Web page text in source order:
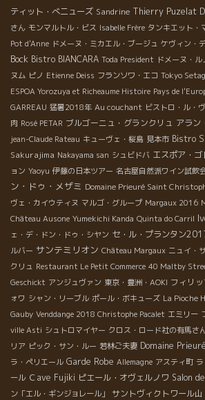
ティット・べニューズ Sandrine Thierry Puzelat
さん モンマルトル・ビス Isabelle Frère タンキエット・
Pot d'Anne ドメーヌ・ミカエル・ブージュ ケヴィン・
Bock Bistro BIANCARA Toda President ドメーヌ・
ヌム ピノ Etienne Deiss フランソワ・エコ Tokyo
ESPOA Yorozuya et Richeaume Histoire Pays de
GARREAU 猛暑2018年 Au couchant ビストロ・ル・
肉 Rosé PETAR ブルゴーニュ・グランクリュ アラン
jean-Claude Rateau キューヴェ・桜島 見本市 Bistro
Sakurajima Nakayama san シュビドバ エスポア・ゴ
ョン Yaoyu 伊藤の日本ツアー 名古屋自然派ワイン試飲
ン・ドゥ・メザミ Domaine Prieuré Saint
ヴェ・カイウティヌ マルゴ・グループ Margaux 2016
Château Ausone Yumekichi Kanda Quinta do Carril
ェ・デ・ドン・ドゥ・シヤン セ・ル・プランタン
ルバー サンテミリオン Château Margaux ニュイ・
クリュ Restaurant Le Petit Commerce 40 Maltby
Geschickt アンジュヴァン 東京・豊洲・AOKI フィリ
ォワ シャン・リーブル ポール・ボキューズ La Pioche
Gauby Venddange 2018 Christophe Pacalet エミリー
ville Asti シュトロマイヤー クロス・ロード社の有馬さ
リア ピック・サン・ルー 若林ご夫妻 Domaine
ラ・ペリエール Garde Robe Allemagne アスティ町
ール Ｃave Fujiki ピエール・オヴェルノワ Salon
ン「エル・ギンジョレール」
サントヴィクトワール山